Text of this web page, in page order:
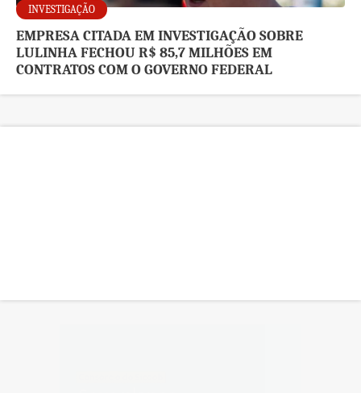
INVESTIGAÇÃO
EMPRESA CITADA EM INVESTIGAÇÃO SOBRE
LULINHA FECHOU R$ 85,7 MILHÕES EM
CONTRATOS COM O GOVERNO FEDERAL